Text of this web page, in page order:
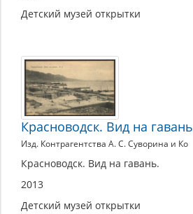
Детский музей открытки
Красноводск. Вид на гавань
Изд. Контрагентства А. С. Суворина и Ко
Красноводск. Вид на гавань.
2013
Детский музей открытки